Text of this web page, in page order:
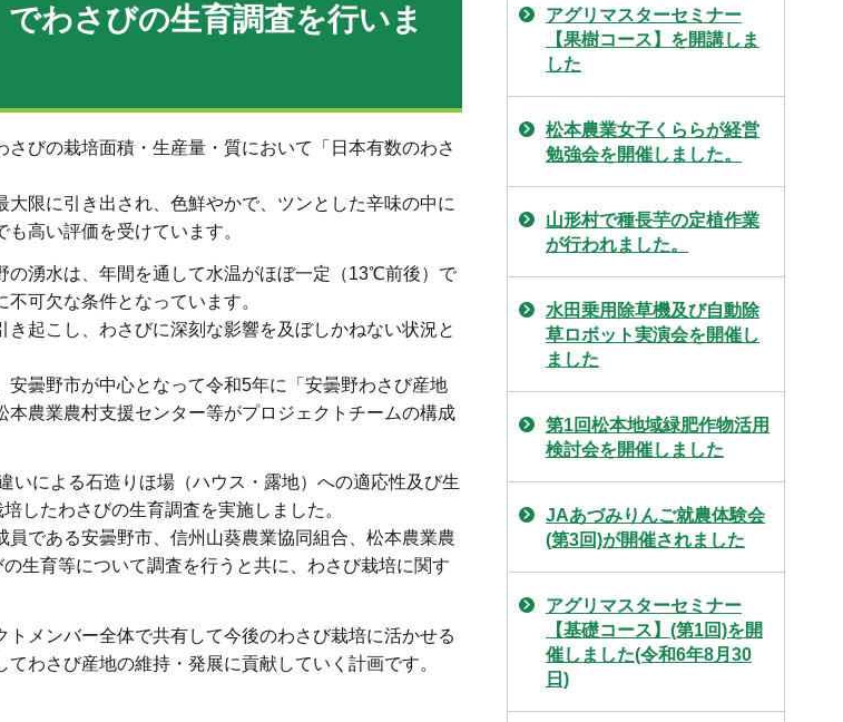
わさびの生育調査を行いま
びの栽培面積・生産量・質において「日本有数のわさ
限に引き出され、色鮮やかで、ツンとした辛味の中に
高い評価を受けています。
の湧水は、年間を通して水温がほぼ一定（13℃前後）で
可欠な条件となっています。
起こし、わさびに深刻な影響を及ぼしかねない状況と
曇野市が中心となって令和5年に「安曇野わさび産地
農業農村支援センター等がプロジェクトチームの構成
による石造りほ場（ハウス・露地）への適応性及び生
したわさびの生育調査を実施しました。
である安曇野市、信州山葵農業協同組合、松本農業農
生育等について調査を行うと共に、わさび栽培に関す
メンバー全体で共有して今後のわさび栽培に活かせる
わさび産地の維持・発展に貢献していく計画です。
アグリマスターセミナー
【果樹コース】を開講しま
した
松本農業女子くららが経営
勉強会を開催しました。
山形村で種長芋の定植作業
が行われました。
水田乗用除草機及び自動除
草ロボット実演会を開催し
ました
第1回松本地域緑肥作物活用
検討会を開催しました
JAあづみりんご就農体験会
(第3回)が開催されました
アグリマスターセミナー
【基礎コース】(第1回)を開
催しました(令和6年8月30
日)